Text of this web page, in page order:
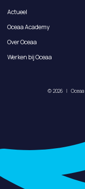
Actueel
Oceaa Academy
Over Oceaa
Werken bij Oceaa
© 2026 | Oceaa